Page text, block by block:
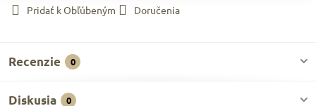
Pridať k Obľúbeným Doručenia
Recenzie 0
Diskusia 0